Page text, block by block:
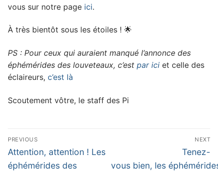
vous sur notre page ici.
À très bientôt sous les étoiles ! 🌟
PS : Pour ceux qui auraient manqué l’annonce des
éphémérides des louveteaux, c’est par ici et celle des
éclaireurs, c’est là
Scoutement vôtre, le staff des Pi
Navigation
de
l’article
PREVIOUS
Previous
post:
Attention, attention ! Les
éphémérides des
NEXT
Next
post:
Tenez-
vous bien, les